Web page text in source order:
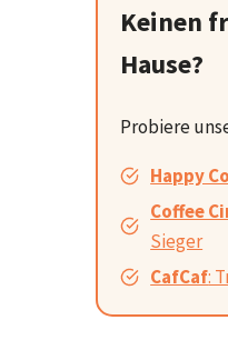
Keinen
Hause?
Probiere
Happy
Coffee
Sieger
CafCaf: